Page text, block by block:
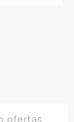
ofertas